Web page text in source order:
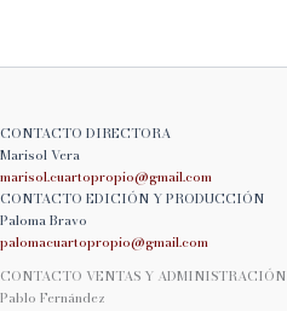
CONTACTO DIRECTORA
Marisol Vera
marisol.cuartopropio@gmail.com
CONTACTO EDICIÓN Y PRODUCCIÓN
Paloma Bravo
palomacuartopropio@gmail.com
CONTACTO VENTAS Y ADMINISTRACIÓN
Pablo Fernández